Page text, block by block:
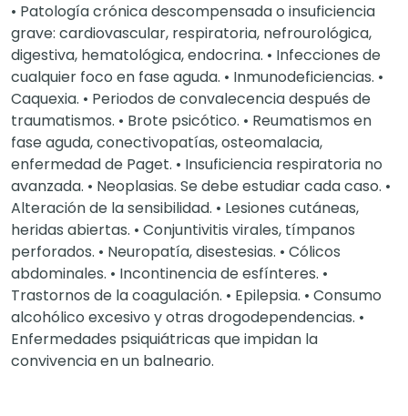
• Patología crónica descompensada o insuficiencia
grave: cardiovascular, respiratoria, nefrourológica,
digestiva, hematológica, endocrina. • Infecciones de
cualquier foco en fase aguda. • Inmunodeficiencias. •
Caquexia. • Periodos de convalecencia después de
traumatismos. • Brote psicótico. • Reumatismos en
fase aguda, conectivopatías, osteomalacia,
enfermedad de Paget. • Insuficiencia respiratoria no
avanzada. • Neoplasias. Se debe estudiar cada caso. •
Alteración de la sensibilidad. • Lesiones cutáneas,
heridas abiertas. • Conjuntivitis virales, tímpanos
perforados. • Neuropatía, disestesias. • Cólicos
abdominales. • Incontinencia de esfínteres. •
Trastornos de la coagulación. • Epilepsia. • Consumo
alcohólico excesivo y otras drogodependencias. •
Enfermedades psiquiátricas que impidan la
convivencia en un balneario.